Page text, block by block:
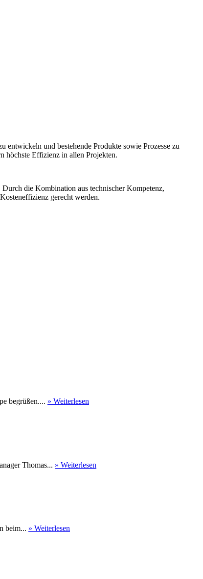
entwickeln und bestehende Produkte sowie Prozesse zu
höchste Effizienz in allen Projekten.
die Kombination aus technischer Kompetenz,
gerecht werden.
begrüßen.... » Weiterlesen
Thomas... » Weiterlesen
beim... » Weiterlesen